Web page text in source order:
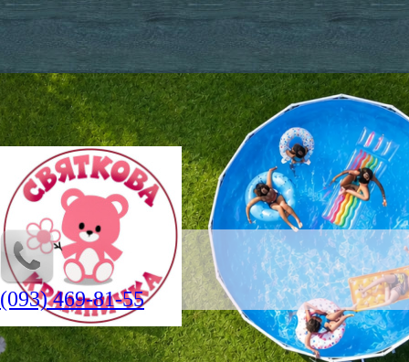
(093) 469-81-55